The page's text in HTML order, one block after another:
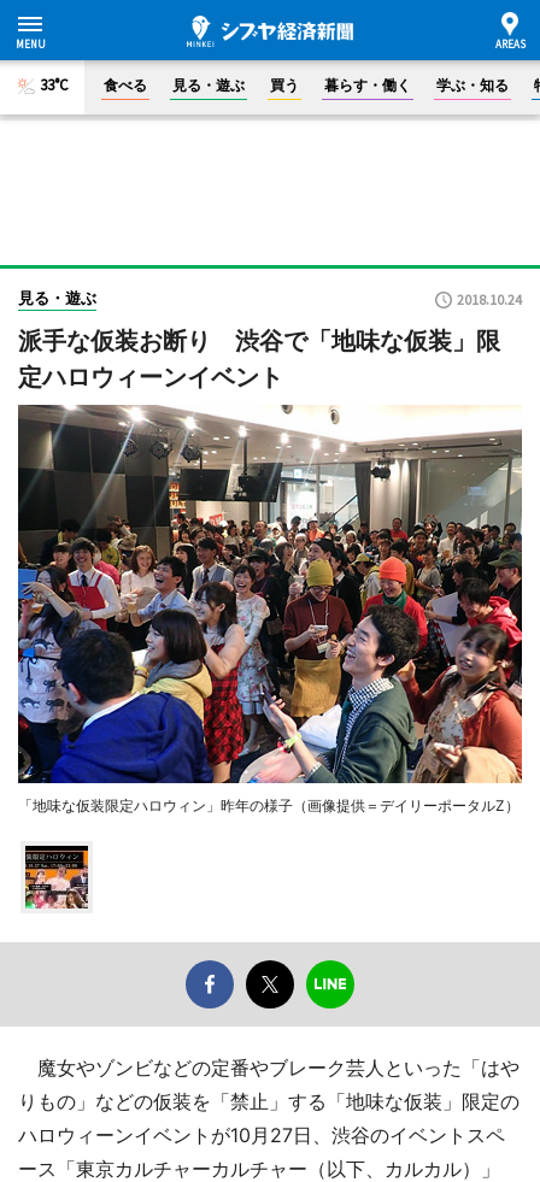
33°C 食べる 見る・遊ぶ 買う 暮らす・働く 学ぶ・知る
見る・遊ぶ 2018.10.24
派手な仮装お断り 渋谷で「地味な仮装」限
定ハロウィーンイベント
「地味な仮装限定ハロウィン」昨年の様子（画像提供＝デイリーポータルZ）
魔女やゾンビなどの定番やブレーク芸人といった「はや
りもの」などの仮装を「禁止」する「地味な仮装」限定の
ハロウィーンイベントが10月27日、渋谷のイベントスペ
ース「東京カルチャーカルチャー（以下、カルカル）」